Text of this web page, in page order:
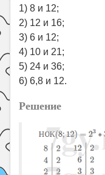
Поиск
1) 8 и 12;
2) 12 и 16;
3) 6 и 12;
4) 10 и 21;
5) 24 и 36;
6) 6,8 и 12.
Решение